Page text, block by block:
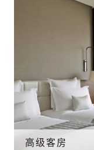
高级客房